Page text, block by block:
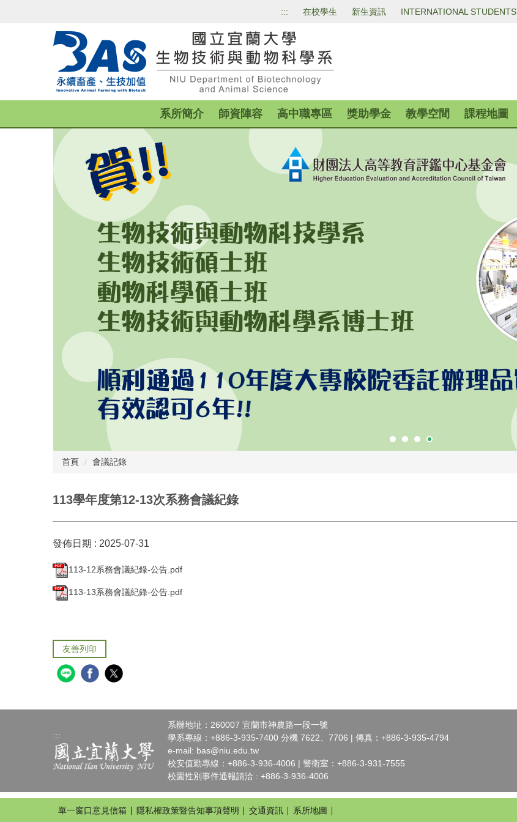
::: 在校學生 新生資訊 INTERNATIONAL STUDENTS
系所簡介 師資陣容 高中職專區 獎助學金 教學空間 課程地圖
首頁 會議記錄
113學年度第12-13次系務會議紀錄
發佈日期 : 2025-07-31
113-12系務會議紀錄-公告.pdf
113-13系務會議紀錄-公告.pdf
友善列印
:::
系辦地址：260007 宜蘭市神農路一段一號
學系專線：+886-3-935-7400 分機 7622、7706 | 傳真：+886-3-935-4794
e-mail: bas@niu.edu.tw
校安值勤專線：+886-3-936-4006 | 警衛室：+886-3-931-7555
校園性別事件通報請洽 : +886-3-936-4006
單一窗口意見信箱 隱私權政策暨告知事項聲明 交通資訊 系所地圖